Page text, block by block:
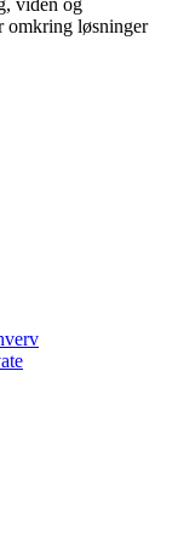
viden og
omkring løsninger